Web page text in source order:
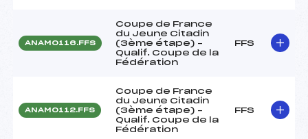
ANAM0116.FFS
Coupe de France
du Jeune Citadin
(3ème étape) –
Qualif. Coupe de la
Fédération
FFS
ANAM0112.FFS
Coupe de France
du Jeune Citadin
(3ème étape) –
Qualif. Coupe de la
Fédération
FFS